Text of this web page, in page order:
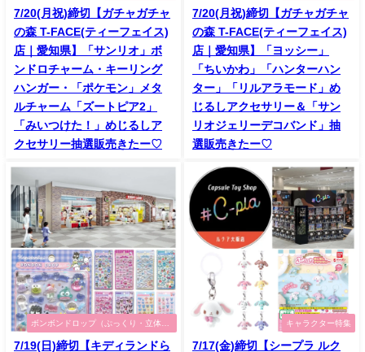
7/20(月祝)締切【ガチャガチャ
の森 T-FACE(ティーフェイス)
店｜愛知県】「サンリオ」ボ
ンドロチャーム・キーリング
ハンガー・「ポケモン」メタ
ルチャーム「ズートピア2」
「みいつけた！」めじるしア
クセサリー抽選販売きたー♡
7/20(月祝)締切【ガチャガチャ
の森 T-FACE(ティーフェイス)
店｜愛知県】「ヨッシー」
「ちいかわ」「ハンターハン
ター」「リルアラモード」め
じるしアクセサリー＆「サン
リオジェリーデコバンド」抽
選販売きたー♡
ボンボンドロップ（ぷっくり・立体シ
7/19(日)締切【キディランドら
キャラクター特集
7/17(金)締切【シープラ ルク